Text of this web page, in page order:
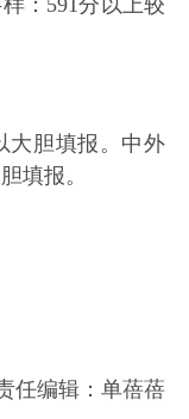
：591分以上较
大胆填报。中外
填报。
任编辑：单蓓蓓